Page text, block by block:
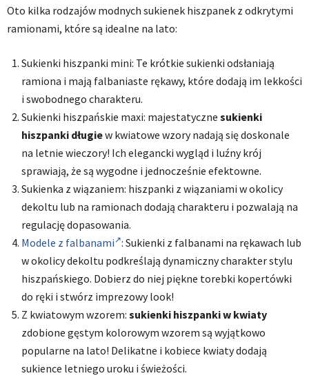
Oto kilka rodzajów modnych sukienek hiszpanek z odkrytymi
ramionami, które są idealne na lato:
Sukienki hiszpanki mini: Te krótkie sukienki odsłaniają
ramiona i mają falbaniaste rękawy, które dodają im lekkości
i swobodnego charakteru.
Sukienki hiszpańskie maxi: majestatyczne sukienki
hiszpanki długiew kwiatowe wzory nadają się doskonale
na letnie wieczory! Ich elegancki wygląd i luźny krój
sprawiają, że są wygodne i jednocześnie efektowne.
Sukienka z wiązaniem: hiszpanki z wiązaniami w okolicy
dekoltu lub na ramionach dodają charakteru i pozwalają na
regulację dopasowania.
Modele z falbanami : Sukienki z falbanami na rękawach lub
w okolicy dekoltu podkreślają dynamiczny charakter stylu
hiszpańskiego. Dobierz do niej piękne torebki kopertówki
do ręki i stwórz imprezowy look!
Z kwiatowym wzorem: sukienki hiszpanki w kwiaty
zdobione gęstym kolorowym wzorem są wyjątkowo
popularne na lato! Delikatne i kobiece kwiaty dodają
sukience letniego uroku i świeżości.